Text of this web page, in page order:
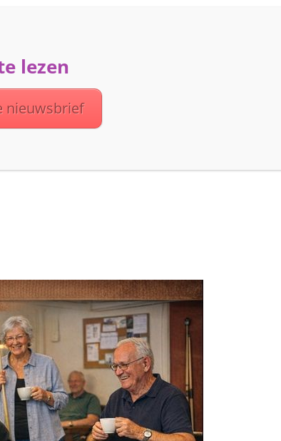
OVER UVV
lezen
nieuwsbrief